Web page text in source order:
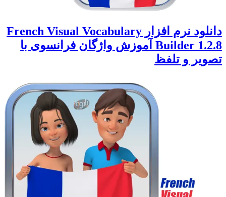
دانلود نرم افزار French Visual Vocabulary
Builder 1.2.8 آموزش واژگان فرانسوی با
تصویر و تلفظ